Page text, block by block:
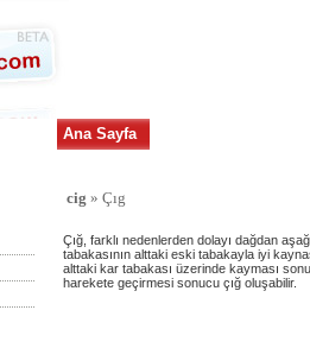
Ana Sayfa
cig » Çıg
Çığ, farklı nedenlerden dolayı dağdan
tabakasının alttaki eski tabakayla iyi
alttaki kar tabakası üzerinde kayması
harekete geçirmesi sonucu çığ oluşabilir.